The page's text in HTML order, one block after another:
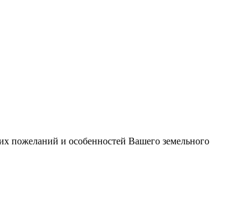
пожеланий и особенностей Вашего земельного